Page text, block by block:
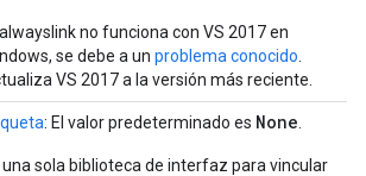
no funciona con VS 2017 en
se debe a un problema conocido
VS 2017 a la versión más reciente.
: El valor predeterminado es None
una sola biblioteca de interfaz para vincular